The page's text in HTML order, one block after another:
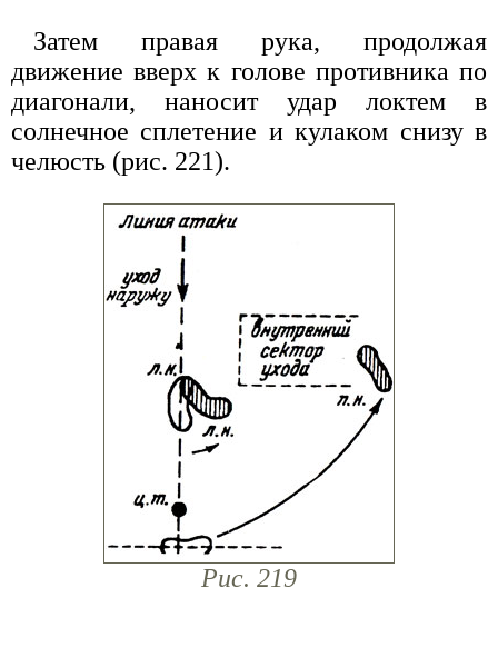
Затем правая рука, продолжая
движение вверх к голове противника по
диагонали, наносит удар локтем в
солнечное сплетение и кулаком снизу в
челюсть (рис. 221).
Рис. 219